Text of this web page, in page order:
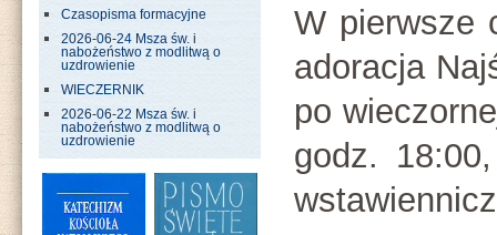
Czasopisma formacyjne
2026-06-24 Msza św. i
nabożeństwo z modlitwą o
uzdrowienie
WIECZERNIK
2026-06-22 Msza św. i
nabożeństwo z modlitwą o
uzdrowienie
W pierwsze
adoracja
po
godz.